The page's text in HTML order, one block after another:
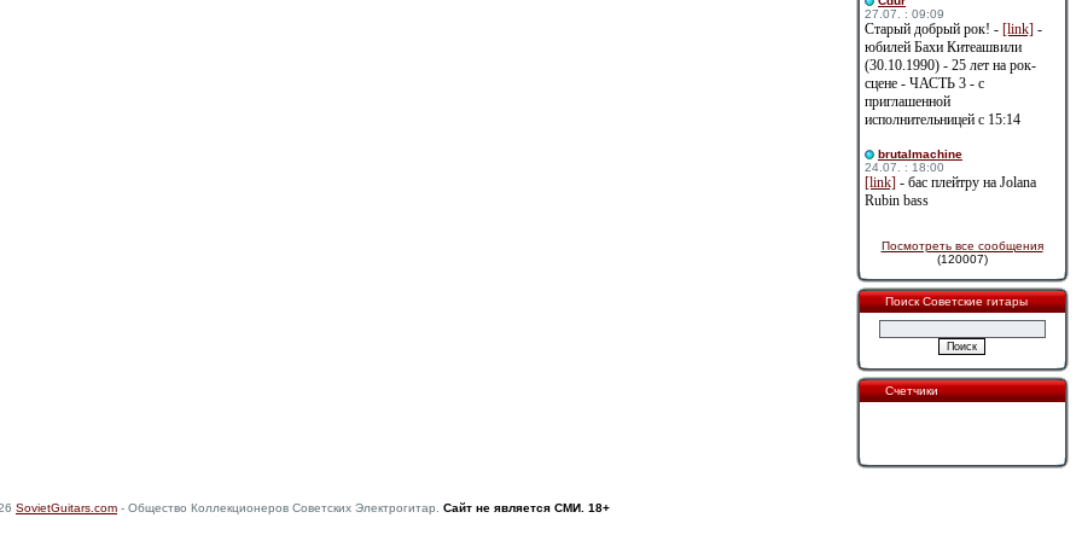
27.07. : 09:09
Старый добрый рок! - [link] -
юбилей Бахи Китеашвили
(30.10.1990) - 25 лет на рок-
сцене - ЧАСТЬ 3 - с
приглашенной
исполнительницей с 15:14
brutalmachine
24.07. : 18:00
[link] - бас плейтру на Jolana
Rubin bass
Посмотреть все сообщения
(120007)
Поиск Советские гитары
Счетчики
SovietGuitars.com - Общество Коллекционеров Советских Электрогитар. Сайт не является СМИ. 18+